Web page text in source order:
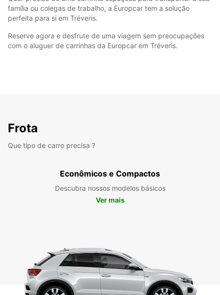
família ou colegas de trabalho, a Europcar tem a solução
perfeita para si em Tréveris.
Reserve agora e desfrute de uma viagem sem preocupações
com o aluguer de carrinhas da Europcar em Tréveris.
Frota
Que tipo de carro precisa ?
Econômicos e Compactos
Descubra nossos modelos básicos
Ver mais